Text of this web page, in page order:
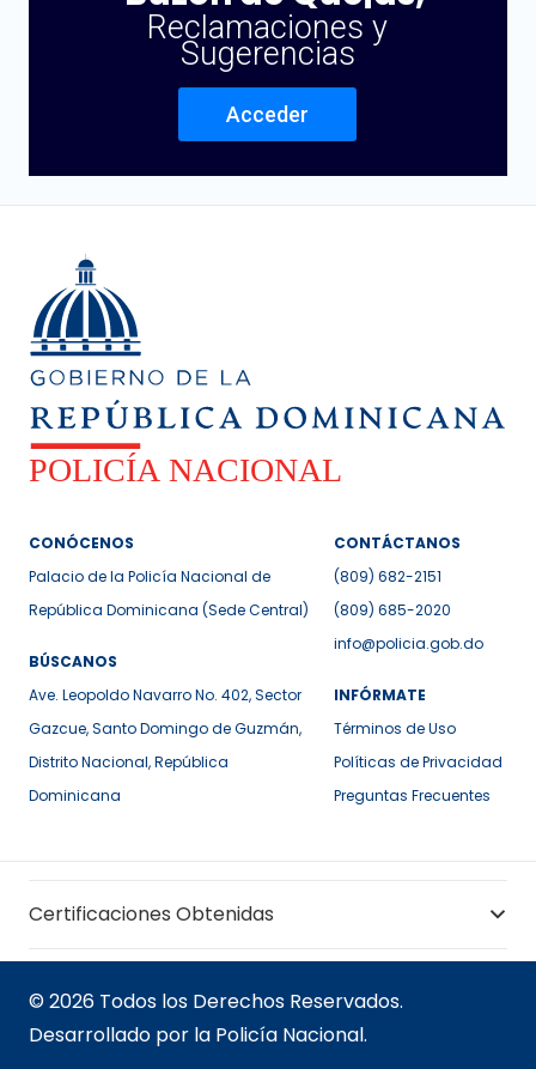
Reclamaciones y
Sugerencias
Acceder
CONÓCENOS
Palacio de la Policía Nacional de
República Dominicana (Sede Central)
BÚSCANOS
Ave. Leopoldo Navarro No. 402, Sector
Gazcue, Santo Domingo de Guzmán,
Distrito Nacional, República
Dominicana
CONTÁCTANOS
(809) 682-2151
(809) 685-2020
info@policia.gob.do
INFÓRMATE
Términos de Uso
Políticas de Privacidad
Preguntas Frecuentes
Certificaciones Obtenidas
© 2026 Todos los Derechos Reservados.
Desarrollado por la Policía Nacional.